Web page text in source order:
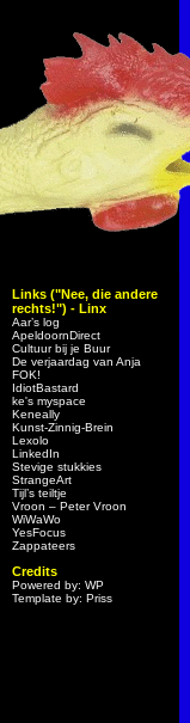
Links ("Nee, die andere
rechts!") - Linx
Aar’s log
ApeldoornDirect
Cultuur bij je Buur
De verjaardag van Anja
FOK!
IdiotBastard
ke's myspace
Keneally
Kunst-Zinnig-Brein
Lexolo
LinkedIn
Stevige stukkies
StrangeArt
Tijl’s teiltje
Vroon – Peter Vroon
WiWaWo
YesFocus
Zappateers
Credits
Powered by: WP
Template by: Priss